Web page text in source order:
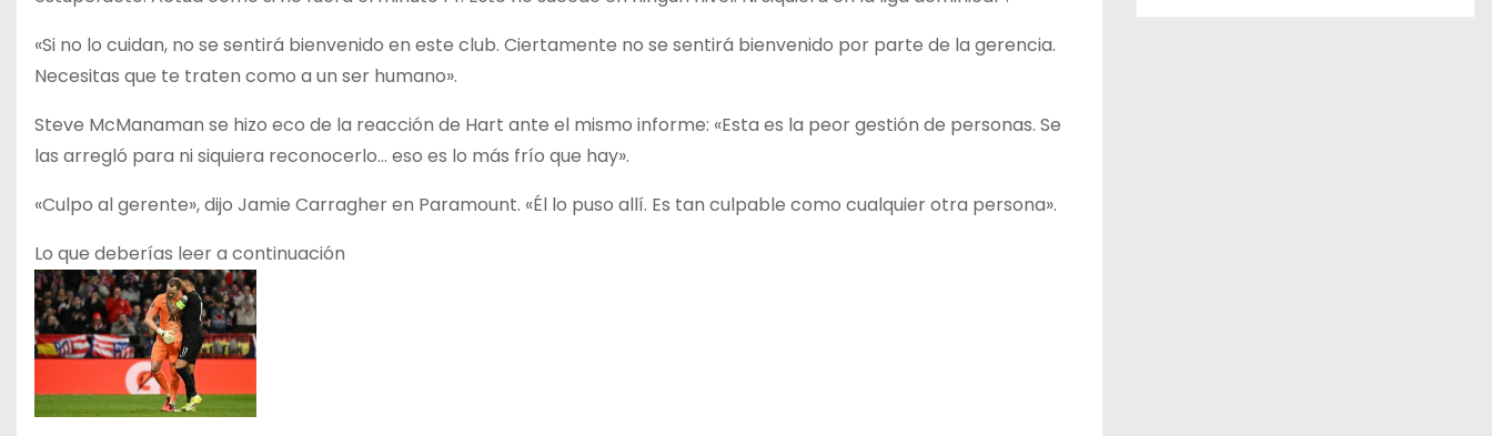
«Si no lo cuidan, no se sentirá bienvenido en este club. Ciertamente no se sentirá bienvenido por parte de la gerencia.
Necesitas que te traten como a un ser humano».
Steve McManaman se hizo eco de la reacción de Hart ante el mismo informe: «Esta es la peor gestión de personas. Se
las arregló para ni siquiera reconocerlo… eso es lo más frío que hay».
«Culpo al gerente», dijo Jamie Carragher en Paramount. «Él lo puso allí. Es tan culpable como cualquier otra persona».
Lo que deberías leer a continuación